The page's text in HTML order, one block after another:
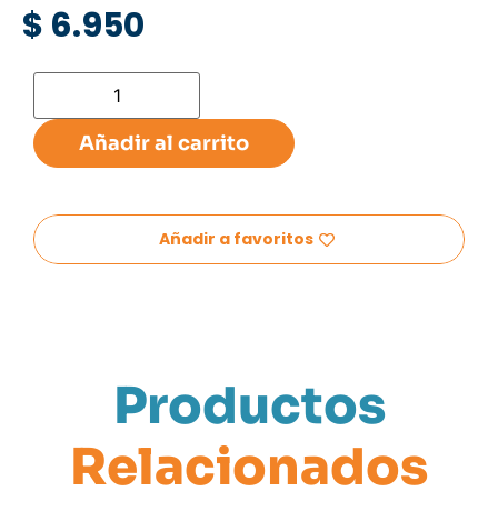
$ 6.950
Añadir al carrito
Añadir a favoritos
Productos
Relacionados